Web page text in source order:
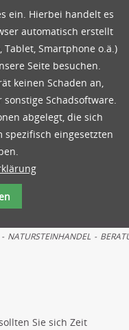
- NATURSTEINHANDEL -
Sie sich Zeit
ein. Hierbei handelt es
automatisch erstellt
Smartphone o.ä.)
Seite besuchen.
keinen Schaden an,
Schadsoftware.
abgelegt, die sich
spezifisch eingesetzten